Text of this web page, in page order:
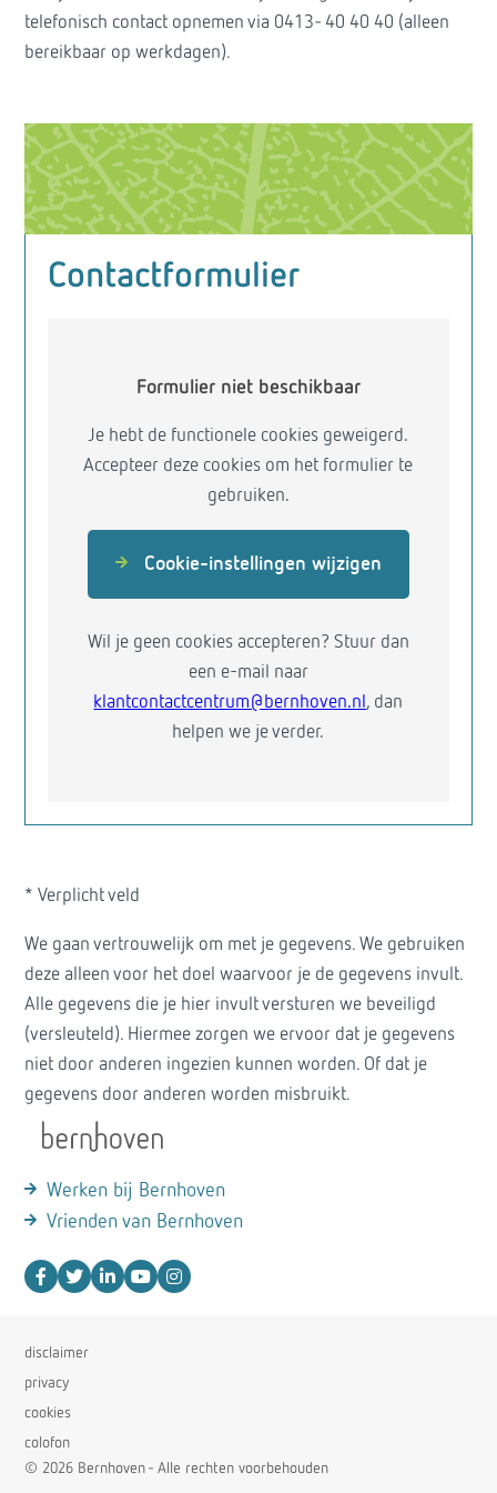
telefonisch contact opnemen via 0413- 40 40 40 (alleen
bereikbaar op werkdagen).
Contactformulier
Formulier niet beschikbaar
Je hebt de functionele cookies geweigerd.
Accepteer deze cookies om het formulier te
gebruiken.
Cookie-instellingen wijzigen
Wil je geen cookies accepteren? Stuur dan
een e-mail naar
klantcontactcentrum@bernhoven.nl, dan
helpen we je verder.
* Verplicht veld
We gaan vertrouwelijk om met je gegevens. We gebruiken
deze alleen voor het doel waarvoor je de gegevens invult.
Alle gegevens die je hier invult versturen we beveiligd
(versleuteld). Hiermee zorgen we ervoor dat je gegevens
niet door anderen ingezien kunnen worden. Of dat je
gegevens door anderen worden misbruikt.
Werken bij Bernhoven
Vrienden van Bernhoven
disclaimer
privacy
cookies
colofon
© 2026 Bernhoven - Alle rechten voorbehouden